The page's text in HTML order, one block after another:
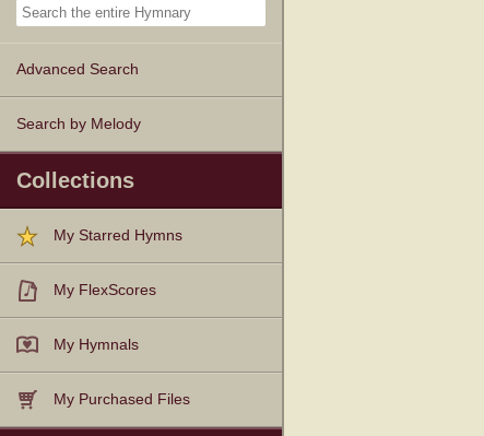
Advanced Search
Search by Melody
Collections
My Starred Hymns
My FlexScores
My Hymnals
My Purchased Files